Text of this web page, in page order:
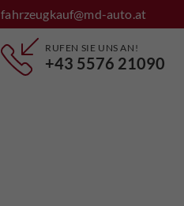
fahrzeugkauf@md-auto.at
RUFEN SIE UNS AN!
+43 5576 21090